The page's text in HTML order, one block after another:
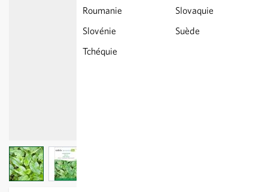
Roumanie
Slovaquie
Slovénie
Suède
Tchéquie
View larger imageView larger image